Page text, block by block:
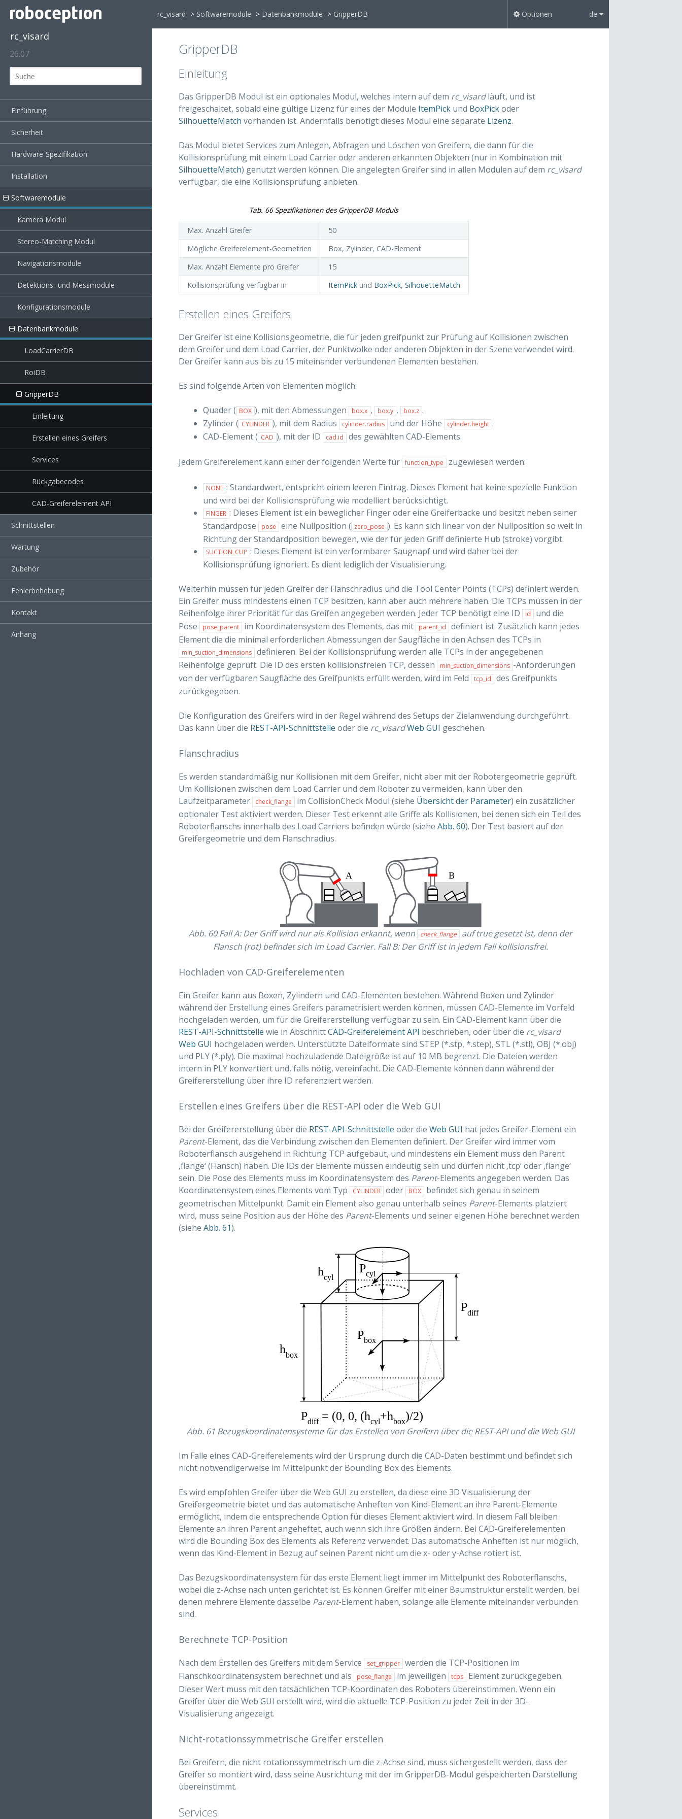
rc_visard
26.07
Einführung
Sicherheit
Hardware-Spezifikation
Installation
Softwaremodule
Kamera Modul
Stereo-Matching Modul
Navigationsmodule
Detektions- und Messmodule
Konfigurationsmodule
Datenbankmodule
LoadCarrierDB
RoiDB
GripperDB
Einleitung
Erstellen eines Greifers
Services
Rückgabecodes
CAD-Greiferelement API
Schnittstellen
Wartung
Zubehör
Fehlerbehebung
Kontakt
Anhang
rc_visard > Softwaremodule > Datenbankmodule > GripperDB
GripperDB
Einleitung
Das GripperDB Modul ist ein optionales Modul, welches intern auf dem rc_visardläuft, und ist
freigeschaltet, sobald eine gültige Lizenz für eines der Module ItemPickund BoxPickoder
SilhouetteMatch vorhanden ist. Andernfalls benötigt dieses Modul eine separate Lizenz.
Das Modul bietet Services zum Anlegen, Abfragen und Löschen von Greifern, die dann für die
Kollisionsprüfung mit einem Load Carrier oder anderen erkannten Objekten (nur in Kombination mit
SilhouetteMatch) genutzt werden können. Die angelegten Greifer sind in allen Modulen auf dem rc_visard
verfügbar, die eine Kollisionsprüfung anbieten.
Tab. 66Spezifikationen des GripperDB Moduls
Max. Anzahl Greifer
50
Mögliche Greiferelement-Geometrien
Box, Zylinder, CAD-Element
Max. Anzahl Elemente pro Greifer
15
Kollisionsprüfung verfügbar in
ItemPickund BoxPick, SilhouetteMatch
Erstellen eines Greifers
Der Greifer ist eine Kollisionsgeometrie, die für jeden greifpunkt zur Prüfung auf Kollisionen zwischen
dem Greifer und dem Load Carrier, der Punktwolke oder anderen Objekten in der Szene verwendet wird.
Der Greifer kann aus bis zu 15 miteinander verbundenen Elementen bestehen.
Es sind folgende Arten von Elementen möglich:
Quader ( BOX ), mit den Abmessungen box.x , box.y , box.z .
Zylinder ( CYLINDER ), mit dem Radius cylinder.radius und der Höhe cylinder.height .
CAD-Element ( CAD ), mit der ID cad.id des gewählten CAD-Elements.
Jedem Greiferelement kann einer der folgenden Werte für function_type zugewiesen werden:
NONE : Standardwert, entspricht einem leeren Eintrag. Dieses Element hat keine spezielle Funktion
und wird bei der Kollisionsprüfung wie modelliert berücksichtigt.
FINGER : Dieses Element ist ein beweglicher Finger oder eine Greiferbacke und besitzt neben seiner
Standardpose
pose eine Nullposition ( zero_pose ). Es kann sich linear von der Nullposition so weit in
Richtung der Standardposition bewegen, wie der für jeden Griff definierte Hub (stroke) vorgibt.
SUCTION_CUP : Dieses Element ist ein verformbarer Saugnapf und wird daher bei der
Kollisionsprüfung ignoriert. Es dient lediglich der Visualisierung.
Weiterhin müssen für jeden Greifer der Flanschradius und die Tool Center Points (TCPs) definiert werden.
Ein Greifer muss mindestens einen TCP besitzen, kann aber auch mehrere haben. Die TCPs müssen in der
Reihenfolge ihrer Priorität für das Greifen angegeben werden. Jeder TCP benötigt eine ID
id
und die
Pose
pose_parent im Koordinatensystem des Elements, das mit parent_id
definiert ist. Zusätzlich kann jedes
Element die die minimal erforderlichen Abmessungen der Saugfläche in den Achsen des TCPs in
min_suction_dimensions
definieren. Bei der Kollisionsprüfung werden alle TCPs in der angegebenen
Reihenfolge geprüft. Die ID des ersten kollisionsfreien TCP, dessen
min_suction_dimensions -Anforderungen
von der verfügbaren Saugfläche des Greifpunkts erfüllt werden, wird im Feld
tcp_id
des Greifpunkts
zurückgegeben.
Die Konfiguration des Greifers wird in der Regel während des Setups der Zielanwendung durchgeführt.
Das kann über die REST-API-Schnittstelle oder die rc_visardWeb GUI geschehen.
Flanschradius
Es werden standardmäßig nur Kollisionen mit dem Greifer, nicht aber mit der Robotergeometrie geprüft.
Um Kollisionen zwischen dem Load Carrier und dem Roboter zu vermeiden, kann über den
Laufzeitparameter
check_flange im CollisionCheck Modul (siehe Übersicht der Parameter) ein zusätzlicher
optionaler Test aktiviert werden. Dieser Test erkennt alle Griffe als Kollisionen, bei denen sich ein Teil des
Roboterflanschs innerhalb des Load Carriers befinden würde (siehe Abb. 60). Der Test basiert auf der
Greifergeometrie und dem Flanschradius.
Abb. 60Fall A: Der Griff wird nur als Kollision erkannt, wenn check_flange auftruegesetzt ist, denn der
Flansch (rot) befindet sich im Load Carrier. Fall B: Der Griff ist in jedem Fall kollisionsfrei.
Hochladen von CAD-Greiferelementen
Ein Greifer kann aus Boxen, Zylindern und CAD-Elementen bestehen. Während Boxen und Zylinder
während der Erstellung eines Greifers parametrisiert werden können, müssen CAD-Elemente im Vorfeld
hochgeladen werden, um für die Greifererstellung verfügbar zu sein. Ein CAD-Element kann über die
REST-API-Schnittstelle wie in AbschnittCAD-Greiferelement API beschrieben, oder über die rc_visard
Web GUI hochgeladen werden. Unterstützte Dateiformate sind STEP (*.stp, *.step), STL (*.stl), OBJ (*.obj)
und PLY (*.ply). Die maximal hochzuladende Dateigröße ist auf 10 MB begrenzt. Die Dateien werden
intern in PLY konvertiert und, falls nötig, vereinfacht. Die CAD-Elemente können dann während der
Greifererstellung über ihre ID referenziert werden.
Erstellen eines Greifers über die REST-API oder die Web GUI
Bei der Greifererstellung über die REST-API-Schnittstelle oder die Web GUI hat jedes Greifer-Element ein
Parent-Element, das die Verbindung zwischen den Elementen definiert. Der Greifer wird immer vom
Roboterflansch ausgehend in Richtung TCP aufgebaut, und mindestens ein Element muss den Parent
‚flange‘ (Flansch) haben. Die IDs der Elemente müssen eindeutig sein und dürfen nicht ‚tcp‘ oder ‚flange‘
sein. Die Pose des Elements muss im Koordinatensystem des Parent-Elements angegeben werden. Das
Koordinatensystem eines Elements vom Typ
CYLINDER oder BOX
befindet sich genau in seinem
geometrischen Mittelpunkt. Damit ein Element also genau unterhalb seines Parent-Elements platziert
wird, muss seine Position aus der Höhe des Parent-Elements und seiner eigenen Höhe berechnet werden
(siehe Abb. 61).
Abb. 61 Bezugskoordinatensysteme für das Erstellen von Greifern über die REST-API und die Web GUI
Im Falle eines CAD-Greiferelements wird der Ursprung durch die CAD-Daten bestimmt und befindet sich
nicht notwendigerweise im Mittelpunkt der Bounding Box des Elements.
Es wird empfohlen Greifer über die Web GUI zu erstellen, da diese eine 3D Visualisierung der
Greifergeometrie bietet und das automatische Anheften von Kind-Element an ihre Parent-Elemente
ermöglicht, indem die entsprechende Option für dieses Element aktiviert wird. In diesem Fall bleiben
Elemente an ihren Parent angeheftet, auch wenn sich ihre Größen ändern. Bei CAD-Greiferelementen
wird die Bounding Box des Elements als Referenz verwendet. Das automatische Anheften ist nur möglich,
wenn das Kind-Element in Bezug auf seinen Parent nicht um die x- oder y-Achse rotiert ist.
Das Bezugskoordinatensystem für das erste Element liegt immer im Mittelpunkt des Roboterflanschs,
wobei die z-Achse nach unten gerichtet ist. Es können Greifer mit einer Baumstruktur erstellt werden, bei
denen mehrere Elemente dasselbe Parent-Element haben, solange alle Elemente miteinander verbunden
sind.
Berechnete TCP-Position
Nach dem Erstellen des Greifers mit dem Service set_gripper
werden die TCP-Positionen im
Flanschkoordinatensystem berechnet und als
pose_flange im jeweiligen tcps
Element zurückgegeben.
Dieser Wert muss mit den tatsächlichen TCP-Koordinaten des Roboters übereinstimmen. Wenn ein
Greifer über die Web GUI erstellt wird, wird die aktuelle TCP-Position zu jeder Zeit in der 3D-
Visualisierung angezeigt.
Nicht-rotationssymmetrische Greifer erstellen
Bei Greifern, die nicht rotationssymmetrisch um die z-Achse sind, muss sichergestellt werden, dass der
Greifer so montiert wird, dass seine Ausrichtung mit der im GripperDB-Modul gespeicherten Darstellung
übereinstimmt.
Services
Optionen de